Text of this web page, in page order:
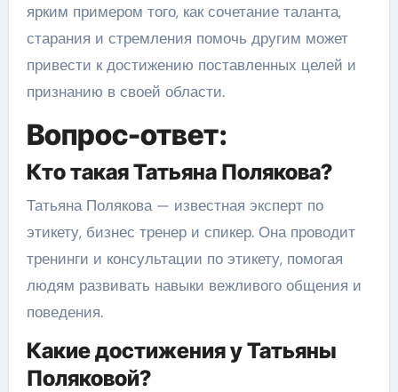
ярким примером того, как сочетание таланта,
старания и стремления помочь другим может
привести к достижению поставленных целей и
признанию в своей области.
Вопрос-ответ:
Кто такая Татьяна Полякова?
Татьяна Полякова — известная эксперт по
этикету, бизнес тренер и спикер. Она проводит
тренинги и консультации по этикету, помогая
людям развивать навыки вежливого общения и
поведения.
Какие достижения у Татьяны
Поляковой?